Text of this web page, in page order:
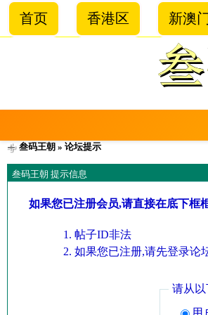
首页 香港区 新澳
叁码王朝 » 论坛提示
叁码王朝 提示信息
如果您已注册会员,请直接在底下框
帖子ID非法
如果您已注册,请先登录论
请从
用